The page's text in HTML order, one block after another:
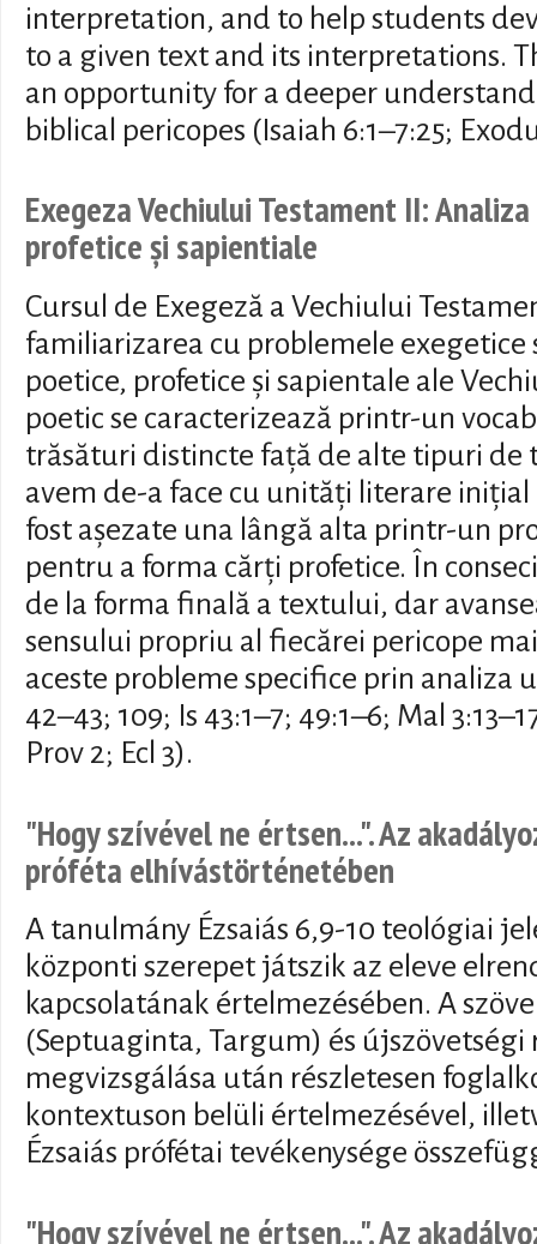
interpretation, and to help students
to a given text and its interpretations.
an opportunity for a deeper
biblical pericopes (Isaiah 6:1–7:25;
Exegeza Vechiului Testament II:
profetice și sapientiale
Cursul de Exegeză a Vechiului
familiarizarea cu problemele
poetice, profetice și sapientale ale
poetic se caracterizează printr-un
trăsături distincte față de alte tipuri de
avem de-a face cu unități literare
fost așezate una lângă alta printr-un
pentru a forma cărți profetice. În
de la forma finală a textului, dar
sensului propriu al fiecărei pericope
aceste probleme specifice prin analiza
42–43; 109; Is 43:1–7; 49:1–6; Mal
Prov 2; Ecl 3).
"Hogy szívével ne értsen...". Az
próféta elhívástörténetében
A tanulmány Ézsaiás 6,9-10 teológiai
központi szerepet játszik az eleve
kapcsolatának értelmezésében. A
(Septuaginta, Targum) és újszövetségi
megvizsgálása után részletesen
kontextuson belüli értelmezésével,
Ézsaiás prófétai tevékenysége
"Hogy szívével ne értsen...". Az